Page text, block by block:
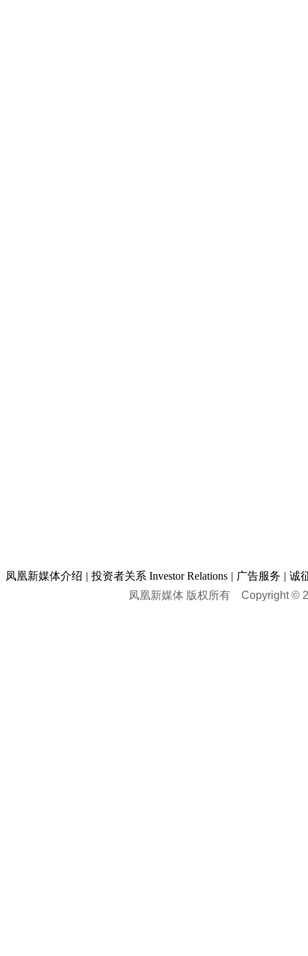
凤凰新媒体介绍 | 投资者关系 Investor Relations | 广告服务 | 诚
凤凰新媒体 版权所有 Copyright ©